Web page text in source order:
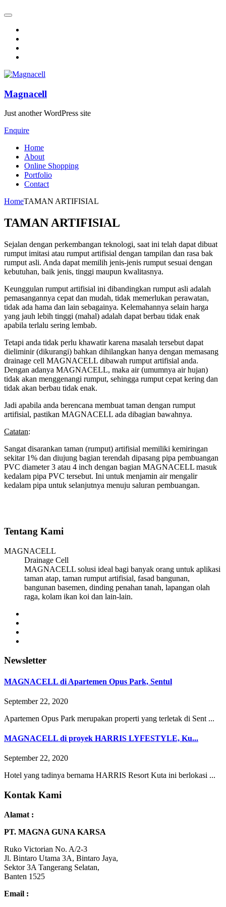
Magnacell
Just another WordPress site
Enquire
Home
About
Online Shopping
Portfolio
Contact
HomeTAMAN ARTIFISIAL
TAMAN ARTIFISIAL
Sejalan dengan perkembangan teknologi, saat ini telah dapat dibuat
rumput imitasi atau rumput artifisial dengan tampilan dan rasa bak
rumput asli. Anda dapat memilih jenis-jenis rumput sesuai dengan
kebutuhan, baik jenis, tinggi maupun kwalitasnya.
Keunggulan rumput artifisial ini dibandingkan rumput asli adalah
pemasangannya cepat dan mudah, tidak memerlukan perawatan,
tidak ada hama dan lain sebagainya. Kelemahannya selain harga
yang jauh lebih tinggi (mahal) adalah dapat berbau tidak enak
apabila terlalu sering lembab.
Tetapi anda tidak perlu khawatir karena masalah tersebut dapat
dieliminir (dikurangi) bahkan dihilangkan hanya dengan memasang
drainage cell MAGNACELL dibawah rumput artifisial anda.
Dengan adanya MAGNACELL, maka air (umumnya air hujan)
tidak akan menggenangi rumput, sehingga rumput cepat kering dan
tidak akan berbau tidak enak.
Jadi apabila anda berencana membuat taman dengan rumput
artifisial, pastikan MAGNACELL ada dibagian bawahnya.
Catatan:
Sangat disarankan taman (rumput) artifisial memiliki kemiringan
sekitar 1% dan diujung bagian terendah dipasang pipa pembuangan
PVC diameter 3 atau 4 inch dengan bagian MAGNACELL masuk
kedalam pipa PVC tersebut. Ini untuk menjamin air mengalir
kedalam pipa untuk selanjutnya menuju saluran pembuangan.
Tentang Kami
MAGNACELL
Drainage Cell
MAGNACELL solusi ideal bagi banyak orang untuk aplikasi
taman atap, taman rumput artifisial, fasad bangunan,
bangunan basemen, dinding penahan tanah, lapangan olah
raga, kolam ikan koi dan lain-lain.
Newsletter
MAGNACELL di Apartemen Opus Park, Sentul
September 22, 2020
Apartemen Opus Park merupakan properti yang terletak di Sent ...
MAGNACELL di proyek HARRIS LYFESTYLE, Ku...
September 22, 2020
Hotel yang tadinya bernama HARRIS Resort Kuta ini berlokasi ...
Kontak Kami
Alamat :
PT. MAGNA GUNA KARSA
Ruko Victorian No. A/2-3
Jl. Bintaro Utama 3A, Bintaro Jaya,
Sektor 3A Tangerang Selatan,
Banten 1525
Email :